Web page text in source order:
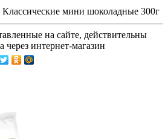
мини шоколадные 300г
на сайте, действительны
через интернет-магазин